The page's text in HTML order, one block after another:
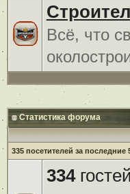
Всё, что
Статистика форума
335 посетителей за последние
334